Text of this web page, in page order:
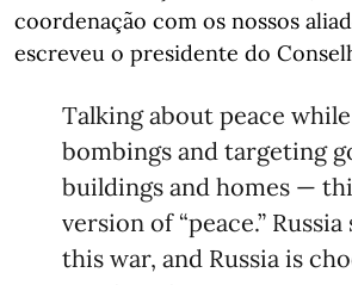
coordenação com os nossos
escreveu o presidente do
Talking about peace
bombings and targeting
buildings and homes —
version of “peace.”
this war, and Russia is